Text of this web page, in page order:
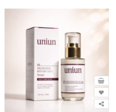
유분·약해진 모발 고민까지 한 번에 해결